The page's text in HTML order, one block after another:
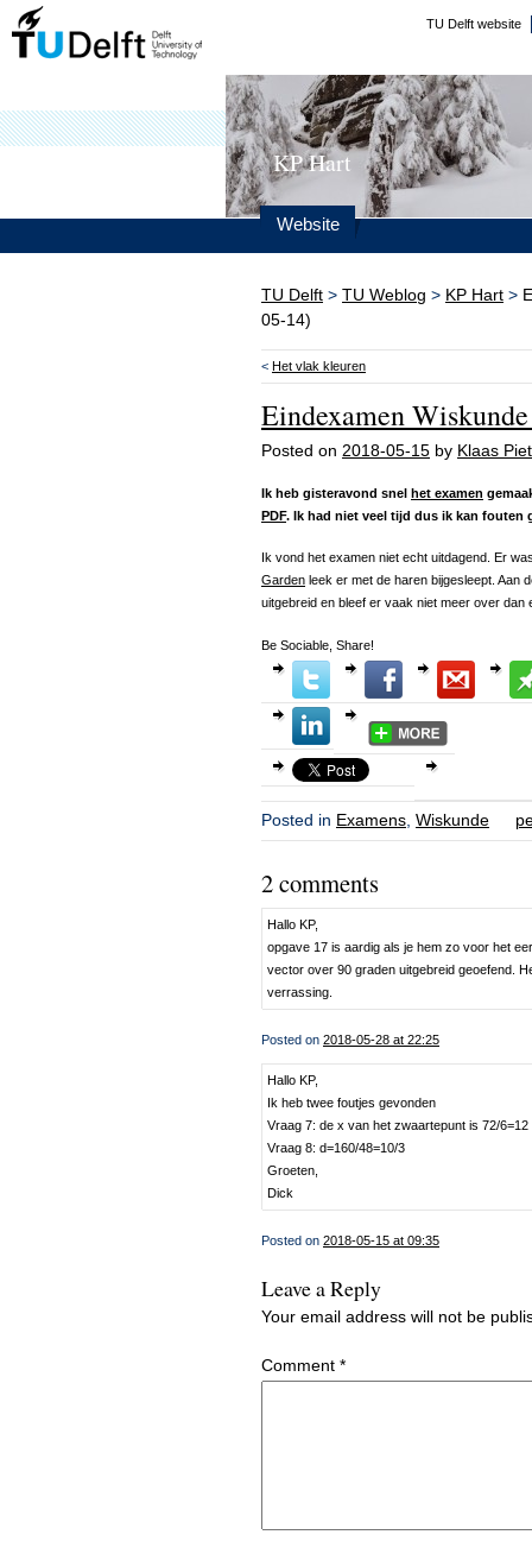
TU Delft website
KP Hart
Website
TU Delft > TU Weblog > KP Hart >
05-14)
< Het vlak kleuren
Eindexamen
Posted on 2018-05-15 by Klaas
Ik heb gisteravond snel het examen
PDF. Ik had niet veel tijd dus ik kan fouten
Ik vond het examen niet echt uitdagend. Er
Garden leek er met de haren bijgesleept. Aan
uitgebreid en bleef er vaak niet meer over dan
Be Sociable, Share!
Posted in Examens Wiskunde
2 comments
Hallo KP,
opgave 17 is aardig als je hem zo voor het
vector over 90 graden uitgebreid geoefend.
verrassing.
Posted on 2018-05-28 at 22:25
Hallo KP,
Ik heb twee foutjes gevonden
Vraag 7: de x van het zwaartepunt is 72/6=12
Vraag 8: d=160/48=10/3
Groeten,
Dick
Posted on 2018-05-15 at 09:35
Leave a Reply
Your email address will not be
Comment *